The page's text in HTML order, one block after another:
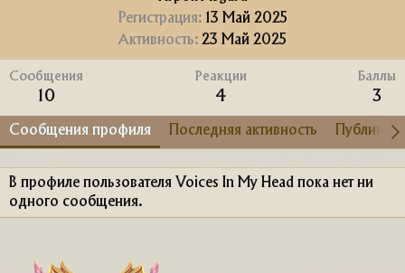
Регистрация
13 Май 2025
Активность 23 Май 2025
Сообщения
10
Реакции
4
Баллы
3
Сообщения профиля Последняя активность
В профиле пользователя Voices In My Head пока нет ни
одного сообщения.